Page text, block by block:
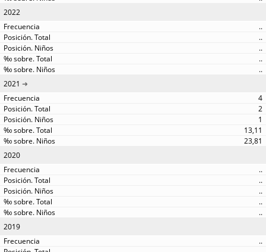
2022
..
..
..
..
..
2021
4
2
1
13,11
23,81
2020
..
..
..
..
..
2019
..